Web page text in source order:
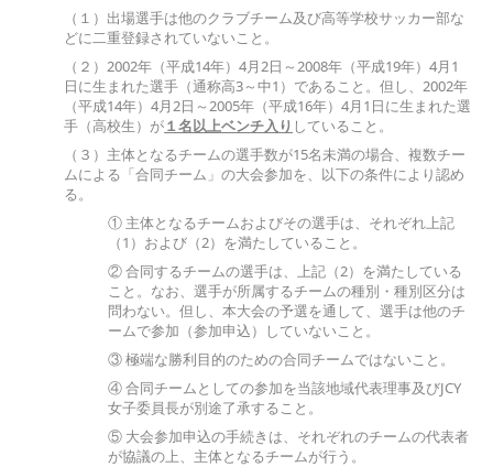
（１）出場選手は他のクラブチーム及び高等学校サッカー部な
どに二重登録されていないこと。
（２）2002年（平成14年）4月2日～2008年（平成19年）4月1
日に生まれた選手（通称高3～中1）であること。但し、2002年
（平成14年）4月2日～2005年（平成16年）4月1日に生まれた選
手（高校生）が１名以上ベンチ入り していること。
（３）主体となるチームの選手数が15名未満の場合、複数チー
ムによる「合同チーム」の大会参加を、以下の条件により認め
る。
① 主体となるチームおよびその選手は、それぞれ上記
（1）および（2）を満たしていること。
② 合同するチームの選手は、上記（2）を満たしている
こと。なお、選手が所属するチームの種別・種別区分は
問わない。但し、本大会の予選を通して、選手は他のチ
ームで参加（参加申込）していないこと。
③ 極端な勝利目的のための合同チームではないこと。
④ 合同チームとしての参加を当該地域代表理事及びJCY
女子委員長が別途了承すること。
⑤ 大会参加申込の手続きは、それぞれのチームの代表者
が協議の上、主体となるチームが行う。